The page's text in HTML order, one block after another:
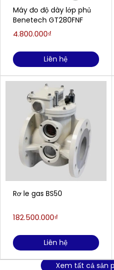
Máy đo độ dày lớp phủ
Benetech GT280FNF
4.800.000₫
Liên hệ
Rơ le gas BS50
182.500.000₫
Liên hệ
Xem tất cả sản